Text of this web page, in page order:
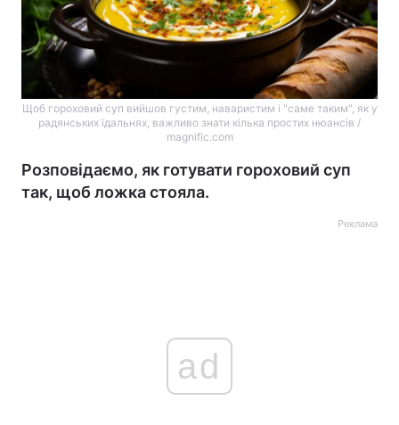
Щоб гороховий суп вийшов густим, наваристим і "саме таким", як у
радянських їдальнях, важливо знати кілька простих нюансів /
magnific.com
Розповідаємо, як готувати гороховий суп
так, щоб ложка стояла.
Реклама
ad